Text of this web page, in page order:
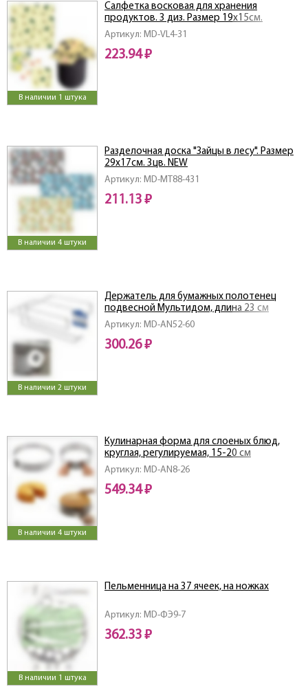
В наличии 1 штука
Артикул: MD-VL4-31
Салфетка восковая для хранения
продуктов. 3 диз. Размер 19х15см.
223.94 ₽
В наличии 4 штуки
Артикул: MD-МТ88-431
Разделочная доска "Зайцы в лесу". Размер
29х17см. 3цв. NEW
211.13 ₽
В наличии 2 штуки
Артикул: MD-AN52-60
Держатель для бумажных полотенец
подвесной Мультидом, длина 23 см
300.26 ₽
В наличии 4 штуки
Артикул: MD-AN8-26
Кулинарная форма для слоеных блюд,
круглая, регулируемая, 15-20 см
549.34 ₽
В наличии 1 штука
Артикул: MD-ФЭ9-7
Пельменница на 37 ячеек, на ножках
362.33 ₽